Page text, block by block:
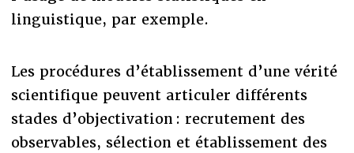
linguistique, par exemple.
Les procédures d’établissement d’une vérité
scientifique peuvent articuler différents
stades d’objectivation : recrutement des
observables, sélection et établissement des